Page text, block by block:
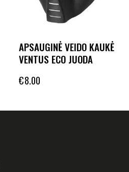
APSAUGINĖ VEIDO KAUKĖ
VENTUS ECO JUODA
€8.00